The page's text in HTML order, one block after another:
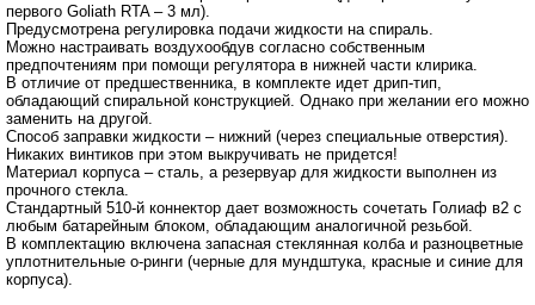
первого Goliath RTA – 3 мл).
Предусмотрена регулировка подачи жидкости на спираль.
Можно настраивать воздухообдув согласно собственным
предпочтениям при помощи регулятора в нижней части клирика.
В отличие от предшественника, в комплекте идет дрип-тип,
обладающий спиральной конструкцией. Однако при желании его можно
заменить на другой.
Способ заправки жидкости – нижний (через специальные отверстия).
Никаких винтиков при этом выкручивать не придется!
Материал корпуса – сталь, а резервуар для жидкости выполнен из
прочного стекла.
Стандартный 510-й коннектор дает возможность сочетать Голиаф в2 с
любым батарейным блоком, обладающим аналогичной резьбой.
В комплектацию включена запасная стеклянная колба и разноцветные
уплотнительные о-ринги (черные для мундштука, красные и синие для
корпуса).